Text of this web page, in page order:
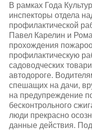
В рамках Года
инспекторы отдела
профилактической
Павел Карелин и
прохождения
профилактическую
садоводческих
автодороге.
спешащих на дачи,
на предупреждение
бесконтрольного
люди прекрасно
данные действия.